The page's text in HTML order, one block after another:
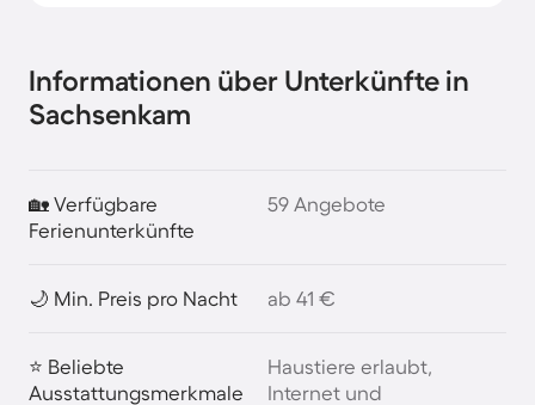
Informationen über Unterkünfte in
Sachsenkam
🏡 Verfügbare
Ferienunterkünfte
59 Angebote
🌙 Min. Preis pro Nacht ab 41 €
⭐ Beliebte
Ausstattungsmerkmale
Haustiere erlaubt,
Internet und